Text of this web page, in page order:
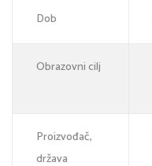
Dob
Obrazovni cilj
Proizvođač,
država